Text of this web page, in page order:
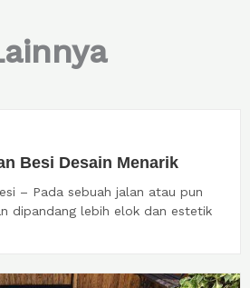
Besi Desain Menarik
– Pada sebuah jalan atau pun
dipandang lebih elok dan estetik